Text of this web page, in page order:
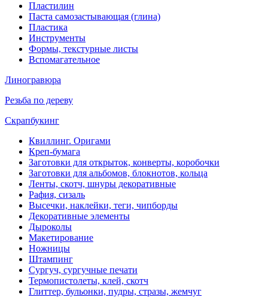
Пластилин
Паста самозастывающая (глина)
Пластика
Инструменты
Формы, текстурные листы
Вспомагательное
Линогравюра
Резьба по дереву
Скрапбукинг
Квиллинг. Оригами
Креп-бумага
Заготовки для открыток, конверты, коробочки
Заготовки для альбомов, блокнотов, кольца
Ленты, скотч, шнуры декоративные
Рафия, сизаль
Высечки, наклейки, теги, чипборды
Декоративные элементы
Дыроколы
Макетирование
Ножницы
Штампинг
Сургуч, сургучные печати
Термопистолеты, клей, скотч
Глиттер, бульонки, пудры, стразы, жемчуг